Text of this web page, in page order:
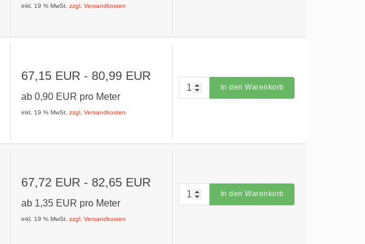
inkl. 19 % MwSt.zzgl. Versandkosten
67,15 EUR - 80,99 EUR
ab0,90 EUR pro Meter
inkl. 19 % MwSt.zzgl. Versandkosten
In den Warenkorb
67,72 EUR - 82,65 EUR
ab 1,35 EUR pro Meter
inkl. 19 % MwSt.zzgl. Versandkosten
In den Warenkorb